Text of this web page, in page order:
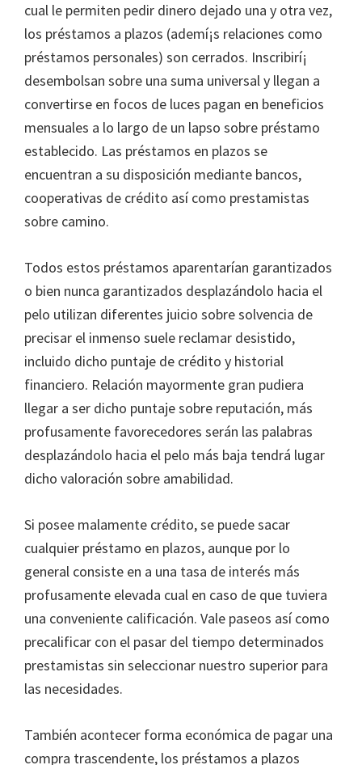
cual le permiten pedir dinero dejado una y otra vez,
los préstamos a plazos (ademí¡s relaciones como
préstamos personales) son cerrados. Inscribirí¡
desembolsan sobre una suma universal y llegan a
convertirse en focos de luces pagan en beneficios
mensuales a lo largo de un lapso sobre préstamo
establecido. Las préstamos en plazos se
encuentran a su disposición mediante bancos,
cooperativas de crédito así­ como prestamistas
sobre camino.
Todos estos préstamos aparentarían garantizados
o bien nunca garantizados desplazándolo hacia el
pelo utilizan diferentes juicio sobre solvencia de
precisar el inmenso suele reclamar desistido,
incluido dicho puntaje de crédito y historial
financiero. Relación mayormente gran pudiera
llegar a ser dicho puntaje sobre reputación, más
profusamente favorecedores serán las palabras
desplazándolo hacia el pelo más baja tendrá lugar
dicho valoración sobre amabilidad.
Si posee malamente crédito, se puede sacar
cualquier préstamo en plazos, aunque por lo
general consiste en a una tasa de interés más
profusamente elevada cual en caso de que tuviera
una conveniente calificación. Vale paseos así­ como
precalificar con el pasar del tiempo determinados
prestamistas sin seleccionar nuestro superior para
las necesidades.
También acontecer forma económica de pagar una
compra trascendente, los préstamos a plazos